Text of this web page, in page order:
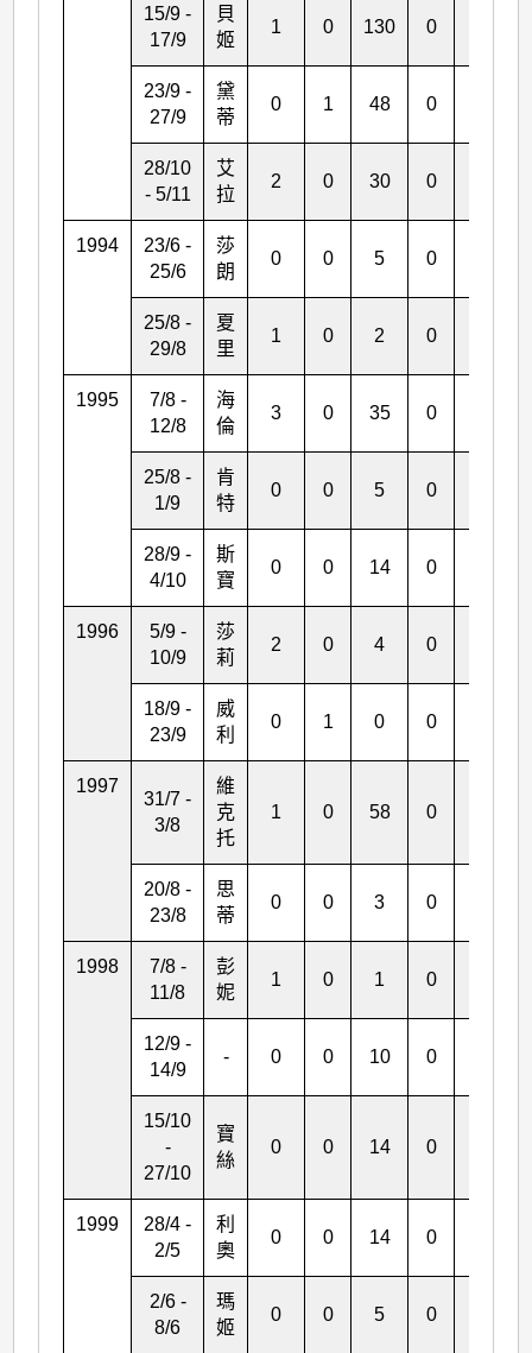
15/9 -
17/9
貝
姬
1 0 130 0
23/9 -
27/9
黛
蒂
0 1 48 0
28/10
- 5/11
艾
拉
2 0 30 0
1994
23/6 -
25/6
莎
朗
0 0 5 0
25/8 -
29/8
夏
里
1 0 2 0
1995
7/8 -
12/8
海
倫
3 0 35 0
25/8 -
1/9
肯
特
0 0 5 0
28/9 -
4/10
斯
寶
0 0 14 0
1996
5/9 -
10/9
莎
莉
2 0 4 0
18/9 -
23/9
威
利
0 1 0 0
1997
31/7 -
3/8
維
克
托
1 0 58 0
20/8 -
23/8
思
蒂
0 0 3 0
1998
7/8 -
11/8
彭
妮
1 0 1 0
12/9 -
14/9
- 0 0 10 0
15/10
-
27/10
寶
絲
0 0 14 0
1999
28/4 -
2/5
利
奧
0 0 14 0
2/6 -
8/6
瑪
姬
0 0 5 0